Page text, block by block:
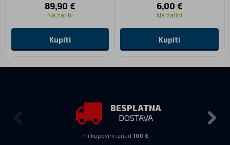
89,90 €
Na zalihi
Kupiti
6,00 €
Na zalihi
Kupiti
BESPLATNA
DOSTAVA
Pri kupovini iznad 100 €